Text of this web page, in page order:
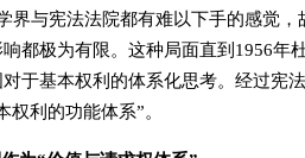
界与宪法法院都有难以下手的感觉
都极为有限。这种局面直到 1956年
于基本权利的体系化思考。经过宪
权利的功能体系”。